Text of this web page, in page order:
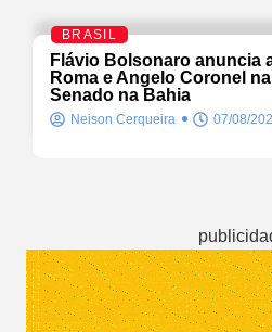
BRASIL
Flávio Bolsonaro anuncia
Roma e Angelo Coronel
Senado na Bahia
Neison Cerqueira 07/08/